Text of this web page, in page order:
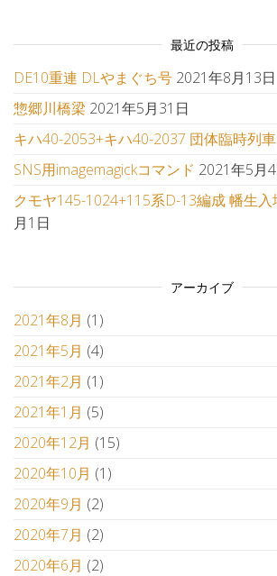
最近の投稿
DE10重連 DLやまぐち号 2021年8月13日
惣郷川橋梁 2021年5月31日
キハ40-2053+キハ40-2037 団体臨時列車
SNS用imagemagickコマンド 2021年5月
クモヤ145-1024+115系D-13編成 幡生入
月1日
アーカイブ
2021年8月 (1)
2021年5月 (4)
2021年2月 (1)
2021年1月 (5)
2020年12月 (15)
2020年10月 (1)
2020年9月 (2)
2020年7月 (2)
2020年6月 (2)